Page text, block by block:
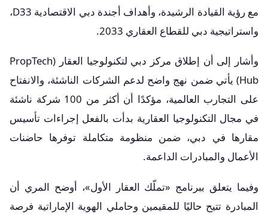
مع رؤية القيادة الرشيدة، وأهداف أجندة دبي الاقتصادية D33،
واستراتيجية دبي للقطاع العقاري 2033.
وأشار إلى أن إطلاق مركز دبي لتكنولوجيا العقار (PropTech
Hub) يأتي ضمن نهج واضح لدعم الشركات الناشئة، والانفتاح
على التجارب العالمية، مؤكدًا أن أكثر من 100 شركة ناشئة
في مجال التكنولوجيا العقارية بدأت بالفعل إجراءات تأسيس
مقارها في دبي، ضمن منظومة متكاملة توفرها حاضنات
الأعمال والمبادرات الداعمة.
وفيما يتعلق ببرنامج «تملّك العقار الأول»، أوضح المري أن
المبادرة تتيح حاليًا للمقيمين وحاملي الهوية الإماراتية فرصة